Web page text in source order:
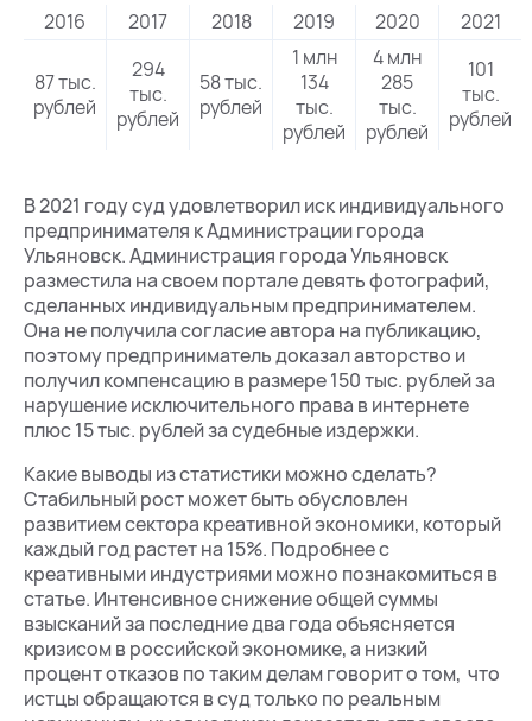
2016
2017 2018 2019 2020 2021
87 тыс.
рублей
294
тыс.
рублей
58 тыс.
рублей
1 млн
134
тыс.
рублей
4 млн
285
тыс.
рублей
101
тыс.
рублей
В 2021 году суд удовлетворил иск индивидуального
предпринимателя к Администрации города
Ульяновск. Администрация города Ульяновск
разместила на своем портале девять фотографий,
сделанных индивидуальным предпринимателем.
Она не получила согласие автора на публикацию,
поэтому предприниматель доказал авторство и
получил компенсацию в размере 150 тыс. рублей за
нарушение исключительного права в интернете
плюс 15 тыс. рублей за судебные издержки.
Какие выводы из статистики можно сделать?
Стабильный рост может быть обусловлен
развитием сектора креативной экономики, который
каждый год растет на 15%. Подробнее с
креативными индустриями можно познакомиться в
статье. Интенсивное снижение общей суммы
взысканий за последние два года объясняется
кризисом в российской экономике, а низкий
процент отказов по таким делам говорит о том, что
истцы обращаются в суд только по реальным